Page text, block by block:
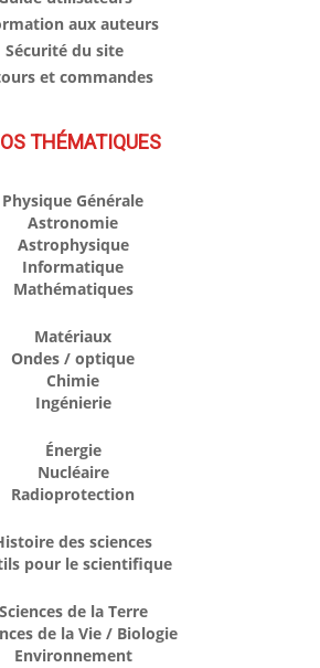
aux auteurs
Sécurité du site
et commandes
THÉMATIQUES
Physique Générale
Astronomie
Astrophysique
Informatique
Mathématiques
Matériaux
Ondes / optique
Chimie
Ingénierie
Énergie
Nucléaire
Radioprotection
des sciences
pour le scientifique
Sciences de la Terre
de la Vie / Biologie
Environnement